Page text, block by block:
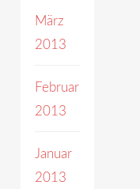
März
2013
Februar
2013
Januar
2013